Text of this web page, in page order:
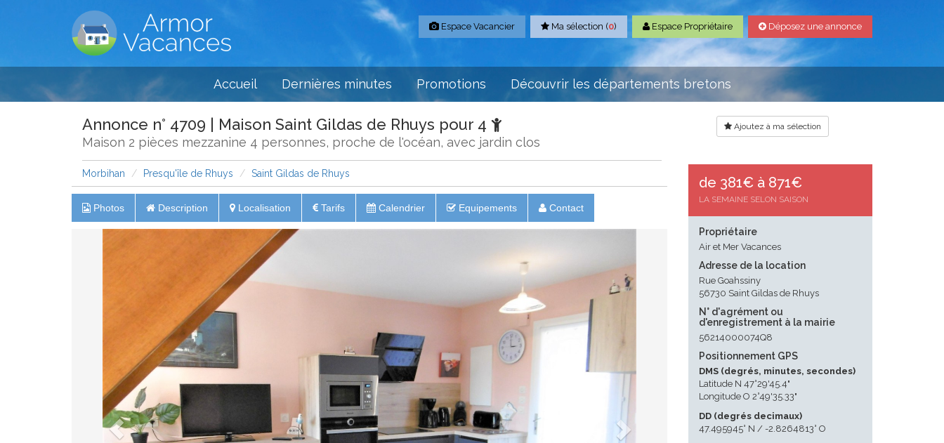
Espace Vacancier Ma sélection (0) Espace Propriétaire Déposez une annonce
Accueil Dernières minutes Promotions Découvrir les départements bretons
Annonce n° 4709 | Maison Saint Gildas de Rhuys pour 4
Maison 2 pièces mezzanine 4 personnes, proche de l'océan, avec jardin clos
Ajoutez à ma sélection
Morbihan Presqu'île de Rhuys Saint Gildas de Rhuys
Photos Description Localisation Tarifs Calendrier Equipements Contact
de 381€ à 871€
LA SEMAINE SELON SAISON
Propriétaire
Air et Mer Vacances
Adresse de la location
Rue Goahssiny
56730 Saint Gildas de Rhuys
N° d'agrément ou
d'enregistrement à la mairie
56214000074Q8
Positionnement GPS
DMS (degrés, minutes, secondes)
Latitude N 47°29'45.4"
Longitude O 2°49'35.33"
DD (degrés decimaux)
47.495945° N / -2.8264813° O